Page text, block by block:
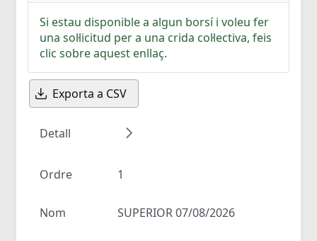
Si estau disponible a algun borsí i voleu fer
una sol·licitud per a una crida col·lectiva, feis
clic sobre aquest enllaç.
Exporta a CSV
Detall
Ordre 1
Nom SUPERIOR 07/08/2026